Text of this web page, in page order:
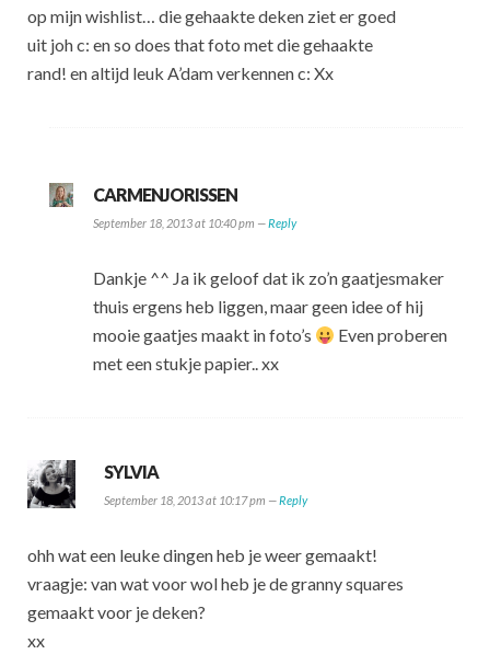
op mijn wishlist… die gehaakte deken ziet er goed
uit joh c: en so does that foto met die gehaakte
rand! en altijd leuk A’dam verkennen c: Xx
CARMENJORISSEN
September 18, 2013 at 10:40 pm —Reply
Dankje ^^ Ja ik geloof dat ik zo’n gaatjesmaker
thuis ergens heb liggen, maar geen idee of hij
mooie gaatjes maakt in foto’s
Even proberen
met een stukje papier.. xx
SYLVIA
September 18, 2013 at 10:17 pm —Reply
ohh wat een leuke dingen heb je weer gemaakt!
vraagje: van wat voor wol heb je de granny squares
gemaakt voor je deken?
xx